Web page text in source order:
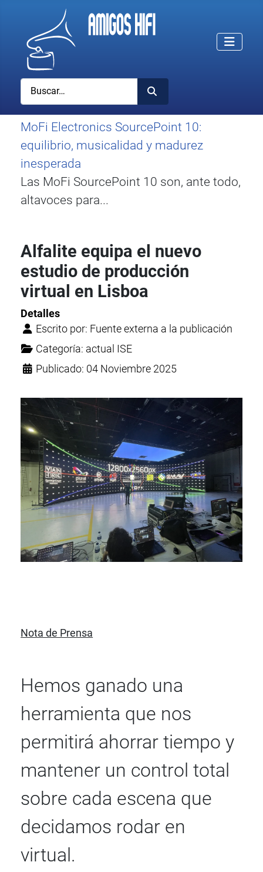
Buscar
MoFi Electronics SourcePoint 10:
equilibrio, musicalidad y madurez
inesperada
Las MoFi SourcePoint 10 son, ante todo,
altavoces para...
Alfalite equipa el nuevo
estudio de producción
virtual en Lisboa
Detalles
Escrito por: Fuente externa a la publicación
Categoría: actual ISE
Publicado: 04 Noviembre 2025
Nota de Prensa
Hemos ganado una
herramienta que nos
permitirá ahorrar tiempo y
mantener un control total
sobre cada escena que
decidamos rodar en
virtual.